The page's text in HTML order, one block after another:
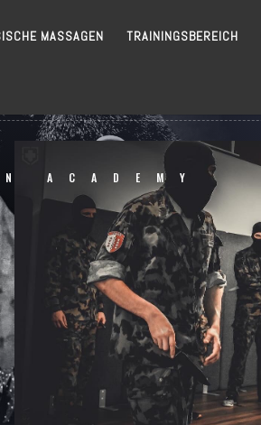
MASSAGEN TRAININGSBEREICH
ACADEMY